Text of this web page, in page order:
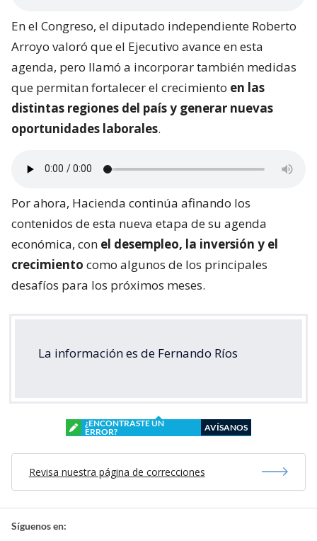
En el Congreso, el diputado independiente Roberto
Arroyo valoró que el Ejecutivo avance en esta
agenda, pero llamó a incorporar también medidas
que permitan fortalecer el crecimiento en las
distintas regiones del país y generar nuevas
oportunidades laborales.
Por ahora, Hacienda continúa afinando los
contenidos de esta nueva etapa de su agenda
económica, con el desempleo, la inversión y el
crecimiento como algunos de los principales
desafíos para los próximos meses.
La información es de Fernando Ríos
¿ENCONTRASTE UN
ERROR?
AVÍSANOS
Revisa nuestra página de correcciones
Síguenos en: